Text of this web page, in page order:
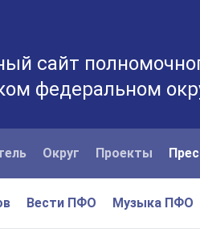
сайт
федеральном
Округ Проекты
Вести ПФО Музыка ПФО